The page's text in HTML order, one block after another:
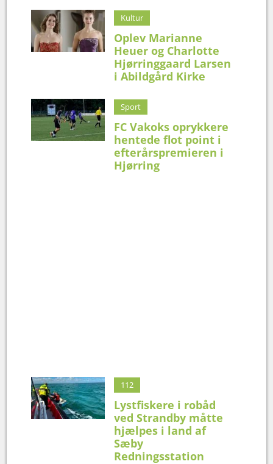
Kultur
Oplev Marianne
Heuer og Charlotte
Hjørringgaard Larsen
i Abildgård Kirke
Sport
FC Vakoks oprykkere
hentede flot point i
efterårspremieren i
Hjørring
112
Lystfiskere i robåd
ved Strandby måtte
hjælpes i land af
Sæby
Redningsstation